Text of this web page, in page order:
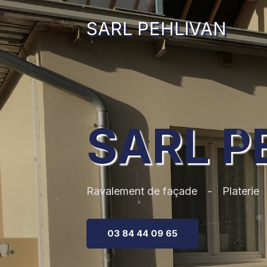
SARL PEHLIVAN
SARL
Ravalement de façade Platerie
03 84 44 09 65